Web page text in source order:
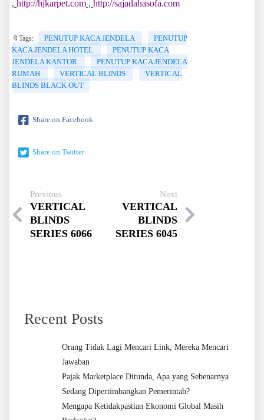
, http://hjkarpet.com , http://sajadahasofa.com
🔖Tags: PENUTUP KACA JENDELA
PENUTUP
KACA JENDELA HOTEL
PENUTUP KACA
JENDELA KANTOR
PENUTUP KACA JENDELA
RUMAH
VERTICAL BLINDS
VERTICAL
BLINDS BLACK OUT
Share on Facebook
Share on Twitter
Previous
VERTICAL
BLINDS
SERIES 6066
Next
VERTICAL
BLINDS
SERIES 6045
Recent Posts
Orang Tidak Lagi Mencari Link, Mereka Mencari
Jawaban
Pajak Marketplace Ditunda, Apa yang Sebenarnya
Sedang Dipertimbangkan Pemerintah?
Mengapa Ketidakpastian Ekonomi Global Masih